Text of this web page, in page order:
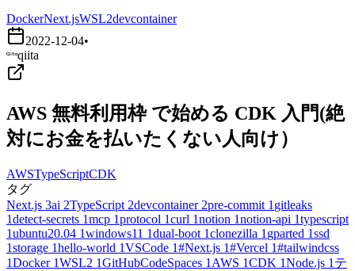
DockerNext.jsWSL2devcontainer
2022-12-04•
qiita
AWS 無料利用枠 で始める CDK 入門(絶
対にお金を払いたくない人向け）
AWSTypeScriptCDK
タグ
Next.js 3ai 2TypeScript 2devcontainer 2pre-commit 1 gitleaks
1detect-secrets 1mcp 1protocol 1curl 1notion 1notion-api 1typescript
1ubuntu20.04 1windows11 1dual-boot 1clonezilla 1 gparted 1ssd
1storage 1hello-world 1VSCode 1#Next.js 1#Vercel 1#tailwindcss
1Docker 1WSL2 1GitHubCodeSpaces 1 AWS 1CDK 1Node.js 1 テ